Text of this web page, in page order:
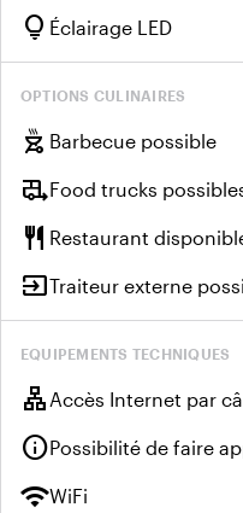
lightbulb Éclairage LED
OPTIONS CULINAIRES
outdoor_grill Barbecue possible
rv_hookupFood trucks
restaurant Restaurant
inputTraiteur externe
EQUIPEMENTS TECHNIQUES
lan Accès Internet par
infoPossibilité de faire
wifiWiFi